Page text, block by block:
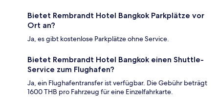
Bietet Rembrandt Hotel Bangkok Parkplätze vor
Ort an?
Ja, es gibt kostenlose Parkplätze ohne Service.
Bietet Rembrandt Hotel Bangkok einen Shuttle-
Service zum Flughafen?
Ja, ein Flughafentransfer ist verfügbar. Die Gebühr beträgt
1600 THB pro Fahrzeug für eine Einzelfahrkarte.